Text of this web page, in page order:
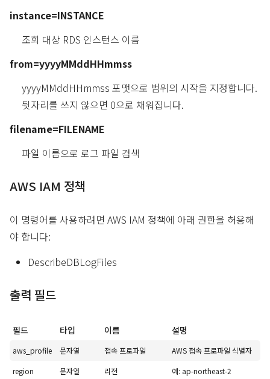
instance=INSTANCE
조회 대상 RDS 인스턴스 이름
from=yyyyMMddHHmmss
yyyyMMddHHmmss 포맷으로 범위의 시작을 지정합니다.
뒷자리를 쓰지 않으면 0으로 채워집니다.
filename=FILENAME
파일 이름으로 로그 파일 검색
AWS IAM 정책
이 명령어를 사용하려면 AWS IAM 정책에 아래 권한을 허용해
야 합니다:
DescribeDBLogFiles
출력 필드
필드 타입 이름 설명
aws_profile 문자열 접속 프로파일
AWS 접속 프로파일 식별자
region
문자열 리전 예: ap-northeast-2